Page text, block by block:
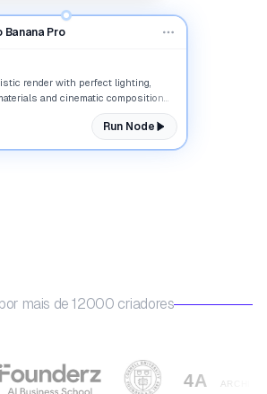
Banana Pro
render with perfect lighting,
and cinematic composition...
Run Node
mais de 12000 criadores